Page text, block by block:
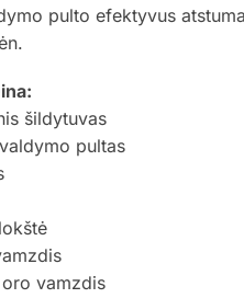
pulto efektyvus
šildytuvas
pultas
vamzdis